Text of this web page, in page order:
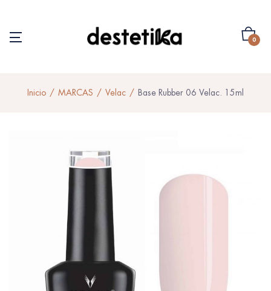
0
Inicio MARCAS Velac Base Rubber 06 Velac. 15ml